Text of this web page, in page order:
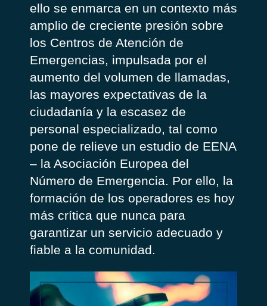
ello se enmarca en un contexto más
amplio de creciente presión sobre
los Centros de Atención de
Emergencias, impulsada por el
aumento del volumen de llamadas,
las mayores expectativas de la
ciudadanía y la escasez de
personal especializado, tal como
pone de relieve un estudio de EENA
– la Asociación Europea del
Número de Emergencia. Por ello, la
formación de los operadores es hoy
más crítica que nunca para
garantizar un servicio adecuado y
fiable a la comunidad.